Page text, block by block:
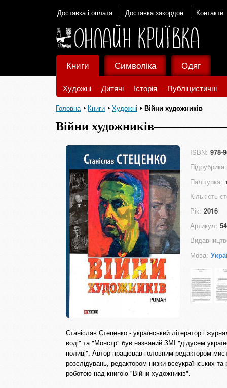
Доставка і оплата Доставка закордон Контакти
Книги
Художні Дитячі Історія Публіцистичні
Символіка Одяг
Головна Книги Художні Війни художників
Війни художників
ISBN: 978-
Підрубрика:
Палітурка:
Кількість
Рік: 2016
Артикул:
Мова:
Станіслав Стеценко - український літератор і
воді" та "Монстр" був названий ЗМІ "дідусем
полиці". Автор працював головним редактором
розслідувань, редактором низки всеукраїнських
роботою над книгою "Війни художників".